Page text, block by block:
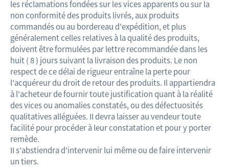
les réclamations fondées sur les vices apparents ou sur la
non conformité des produits livrés, aux produits
commandés ou au bordereau d'expédition, et plus
généralement celles relatives à la qualité des produits,
doivent être formulées par lettre recommandée dans les
huit ( 8 ) jours suivant la livraison des produits. Le non
respect de ce délai de rigueur entraîne la perte pour
l'acquéreur du droit de retour des produits. Il appartiendra
à l'acheteur de fournir toute justification quant à la réalité
des vices ou anomalies constatés, ou des défectuosités
qualitatives alléguées. II devra laisser au vendeur toute
facilité pour procéder à leur constatation et pour y porter
remède.
II s'abstiendra d'intervenir lui même ou de faire intervenir
un tiers.